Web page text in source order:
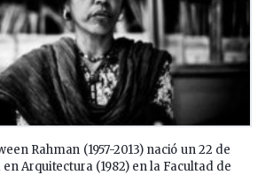
Rahman (1957-2013) nació un 22 de
Arquitectura (1982) en la Facultad de